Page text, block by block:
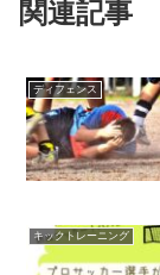
関連記事
ディフェンス
キックトレーニング